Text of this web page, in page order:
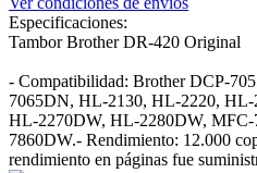
Especificaciones:
Tambor Brother DR-420 Original
- Compatibilidad: Brother DCP-
7065DN, HL-2130, HL-2220,
HL-2270DW, HL-2280DW,
7860DW.- Rendimiento: 12.000
rendimiento en páginas fue